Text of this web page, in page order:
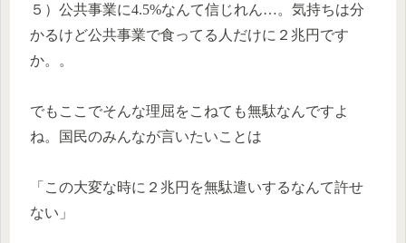
５）公共事業に4.5%なんて信じれん…。気持ちは分
かるけど公共事業で食ってる人だけに２兆円です
か。。
でもここでそんな理屈をこねても無駄なんですよ
ね。国民のみんなが言いたいことは
「この大変な時に２兆円を無駄遣いするなんて許せ
ない」